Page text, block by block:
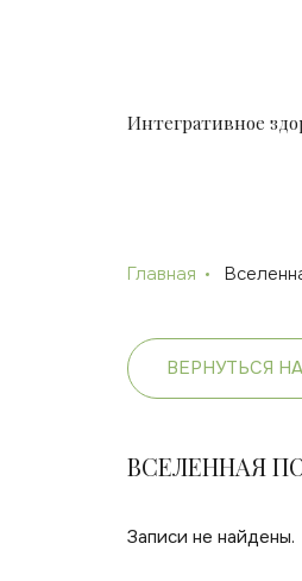
Интегративное
Главная
ВЕРНУТЬСЯ
ВСЕЛЕННАЯ
Записи не найдены.